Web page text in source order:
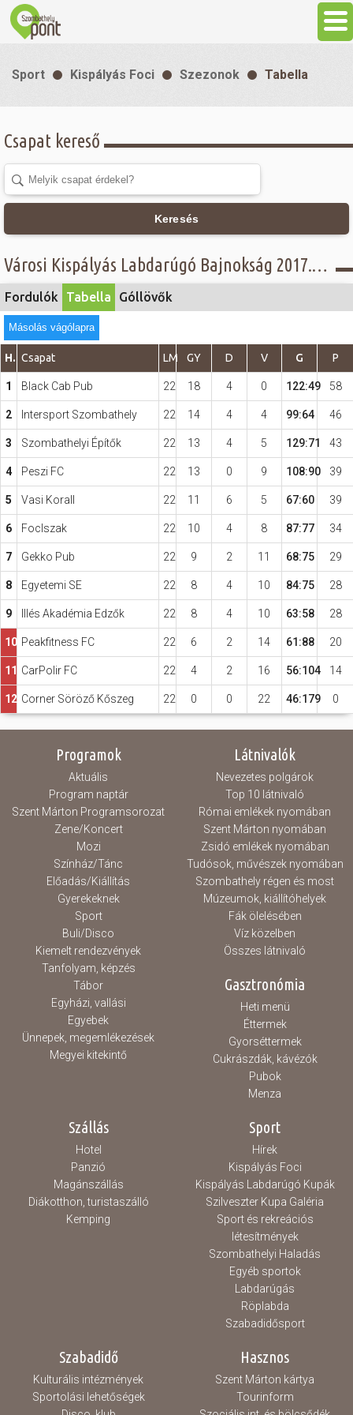
Látnivalók
Gasztronómia
Sport
Szabadidő
Hasznos
Sport Kispályás Foci Szezonok Tabella
Csapat kereső
Keresés
Városi Kispályás Labdarúgó Bajnokság 2017. - Tabella - I. osztály
Fordulók Tabella Góllövők
Másolás vágólapra
H. Csapat LM GY D V G P
1 Black Cab Pub 22 18 4 0 122:49 58
2 Intersport Szombathely 22 14 4 4 99:64 46
3 Szombathelyi Építők 22 13 4 5 129:71 43
4 Peszi FC 22 13 0 9 108:90 39
5 Vasi Korall 22 11 6 5 67:60 39
6 FocIszak 22 10 4 8 87:77 34
7 Gekko Pub 22 9 2 11 68:75 29
8 Egyetemi SE 22 8 4 10 84:75 28
9 Illés Akadémia Edzők 22 8 4 10 63:58 28
10 Peakfitness FC 22 6 2 14 61:88 20
11 CarPolir FC 22 4 2 16 56:104 14
12 Corner Söröző Kőszeg 22 0 0 22 46:179 0
Programok
Aktuális
Program naptár
Szent Márton Programsorozat
Zene/Koncert
Mozi
Színház/Tánc
Előadás/Kiállítás
Gyerekeknek
Sport
Buli/Disco
Kiemelt rendezvények
Tanfolyam, képzés
Tábor
Egyházi, vallási
Egyebek
Ünnepek, megemlékezések
Megyei kitekintő
Látnivalók
Nevezetes polgárok
Top 10 látnivaló
Római emlékek nyomában
Szent Márton nyomában
Zsidó emlékek nyomában
Tudósok, művészek nyomában
Szombathely régen és most
Múzeumok, kiállítóhelyek
Fák ölelésében
Víz közelben
Összes látnivaló
Gasztronómia
Heti menü
Éttermek
Gyorséttermek
Cukrászdák, kávézók
Pubok
Menza
Szállás
Hotel
Panzió
Magánszállás
Diákotthon, turistaszálló
Kemping
Sport
Hírek
Kispályás Foci
Kispályás Labdarúgó Kupák
Szilveszter Kupa Galéria
Sport és rekreációs
létesítmények
Szombathelyi Haladás
Egyéb sportok
Labdarúgás
Röplabda
Szabadidősport
Szabadidő
Kulturális intézmények
Sportolási lehetőségek
Hasznos
Szent Márton kártya
Tourinform